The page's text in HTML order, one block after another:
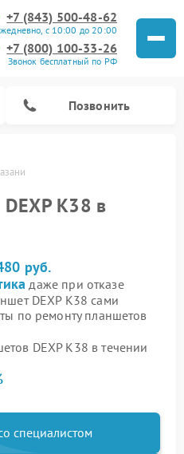
+7 (843) 500-48-62
с 10:00 до 20:00
+7 (800) 100-33-26
Звонок бесплатный по РФ
Позвонить
K38 в
руб.
даже при отказе
DEXP K38 сами
по ремонту планшетов
DEXP K38 в течении
специалистом